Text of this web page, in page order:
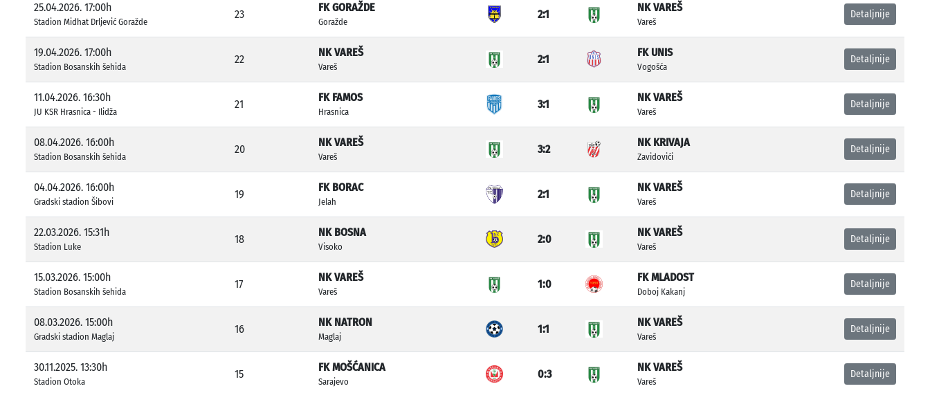
25.04.2026. 17:00h
Stadion Midhat Drljević Goražde
23
FK GORAŽDE
Goražde
2:1
NK VAREŠ
Vareš
Detaljnije
19.04.2026. 17:00h
Stadion Bosanskih šehida
22
NK VAREŠ
Vareš
2:1
FK UNIS
Vogošća
Detaljnije
11.04.2026. 16:30h
JU KSR Hrasnica - Ilidža
21
FK FAMOS
Hrasnica
3:1
NK VAREŠ
Vareš
Detaljnije
08.04.2026. 16:00h
Stadion Bosanskih šehida
20
NK VAREŠ
Vareš
3:2
NK KRIVAJA
Zavidovići
Detaljnije
04.04.2026. 16:00h
Gradski stadion Šibovi
19
FK BORAC
Jelah
2:1
NK VAREŠ
Vareš
Detaljnije
22.03.2026. 15:31h
Stadion Luke
18
NK BOSNA
Visoko
2:0
NK VAREŠ
Vareš
Detaljnije
15.03.2026. 15:00h
Stadion Bosanskih šehida
17
NK VAREŠ
Vareš
1:0
FK MLADOST
Doboj Kakanj
Detaljnije
08.03.2026. 15:00h
Gradski stadion Maglaj
16
NK NATRON
Maglaj
1:1
NK VAREŠ
Vareš
Detaljnije
30.11.2025. 13:30h
Stadion Otoka
15
FK MOŠĆANICA
Sarajevo
0:3
NK VAREŠ
Vareš
Detaljnije